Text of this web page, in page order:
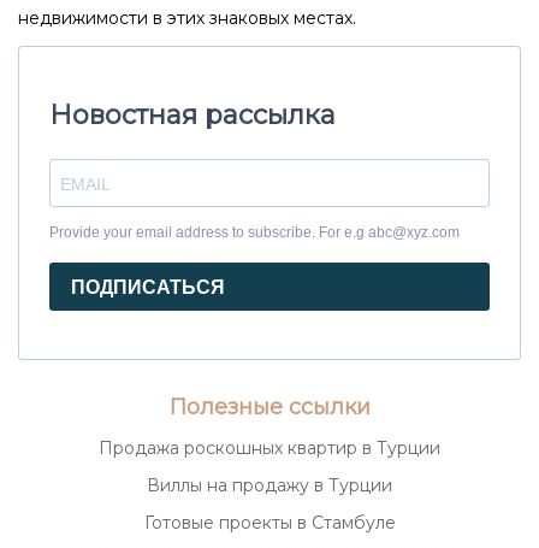
недвижимости в этих знаковых местах.
Новостная рассылка
Provide your email address to subscribe. For e.g abc@xyz.com
ПОДПИСАТЬСЯ
Полезные ссылки
Продажа роскошных квартир в Турции
Виллы на продажу в Турции
Готовые проекты в Стамбуле